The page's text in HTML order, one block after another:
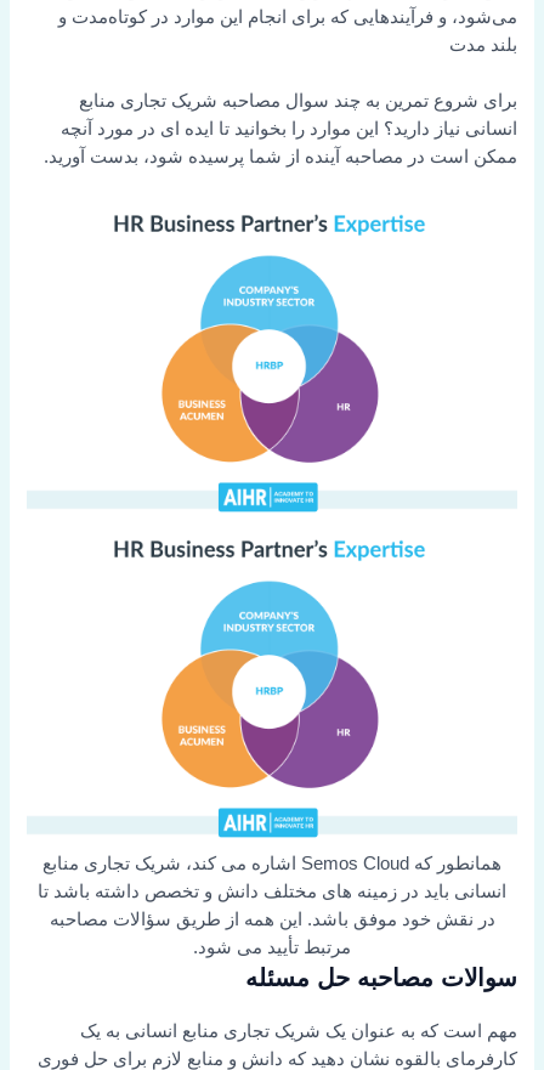
می‌شود، و فرآیندهایی که برای انجام این موارد در کوتاه‌مدت و
بلند مدت
برای شروع تمرین به چند سوال مصاحبه شریک تجاری منابع
انسانی نیاز دارید؟ این موارد را بخوانید تا ایده ای در مورد آنچه
ممکن است در مصاحبه آینده از شما پرسیده شود، بدست آورید.
همانطور که Semos Cloud اشاره می کند، شریک تجاری منابع
انسانی باید در زمینه های مختلف دانش و تخصص داشته باشد تا
در نقش خود موفق باشد. این همه از طریق سؤالات مصاحبه
مرتبط تأیید می شود.
سوالات مصاحبه حل مسئله
مهم است که به عنوان یک شریک تجاری منابع انسانی به یک
کارفرمای بالقوه نشان دهید که دانش و منابع لازم برای حل فوری